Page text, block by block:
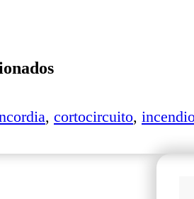
, cortocircuito,